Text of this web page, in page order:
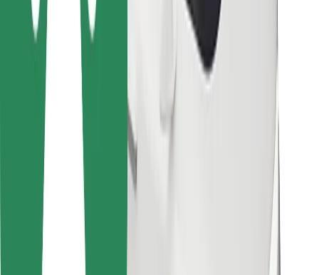
Noteikumi un nosacījumi
Sīkdatnes
Drošība
Saņem braucienu minūšu laikā!
Lejupielādē Bolt lietotni
Atrodi savas mīļākās maltītes!
Lejupielādē Bolt Food lietotni